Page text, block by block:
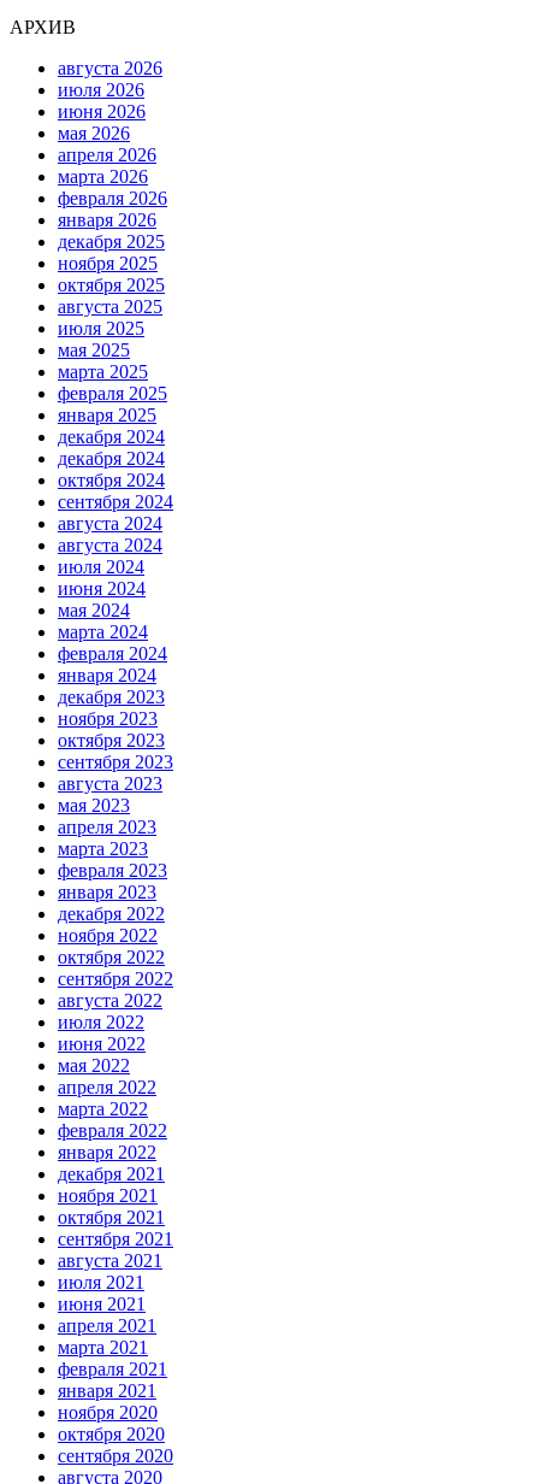
АРХИВ
августа 2026
июля 2026
июня 2026
мая 2026
апреля 2026
марта 2026
февраля 2026
января 2026
декабря 2025
ноября 2025
октября 2025
августа 2025
июля 2025
мая 2025
марта 2025
февраля 2025
января 2025
декабря 2024
декабря 2024
октября 2024
сентября 2024
августа 2024
августа 2024
июля 2024
июня 2024
мая 2024
марта 2024
февраля 2024
января 2024
декабря 2023
ноября 2023
октября 2023
сентября 2023
августа 2023
мая 2023
апреля 2023
марта 2023
февраля 2023
января 2023
декабря 2022
ноября 2022
октября 2022
сентября 2022
августа 2022
июля 2022
июня 2022
мая 2022
апреля 2022
марта 2022
февраля 2022
января 2022
декабря 2021
ноября 2021
октября 2021
сентября 2021
августа 2021
июля 2021
июня 2021
апреля 2021
марта 2021
февраля 2021
января 2021
ноября 2020
октября 2020
сентября 2020
августа 2020